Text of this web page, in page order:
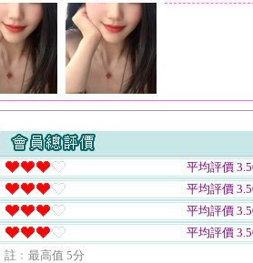
平均評價
平均評價
平均評價
平均評價
註﹕最高值 5分